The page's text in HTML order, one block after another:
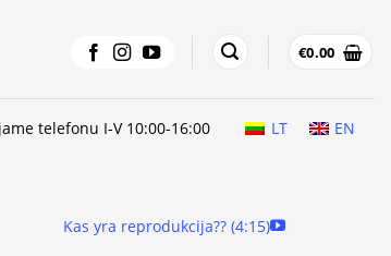
€0.00
telefonu I-V 10:00-16:00 LT EN
Kas yra reprodukcija?? (4:15)